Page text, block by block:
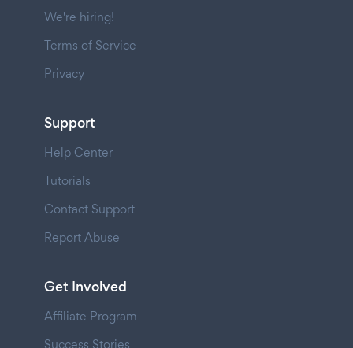
We're hiring!
Terms of Service
Privacy
Support
Help Center
Tutorials
Contact Support
Report Abuse
Get Involved
Affiliate Program
Success Stories